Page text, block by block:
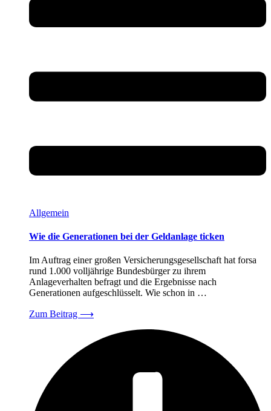
Allgemein
Wie die Generationen bei der Geldanlage ticken
Im Auftrag einer großen Versicherungsgesellschaft hat forsa
rund 1.000 volljährige Bundesbürger zu ihrem
Anlageverhalten befragt und die Ergebnisse nach
Generationen aufgeschlüsselt. Wie schon in …
Zum Beitrag ⟶